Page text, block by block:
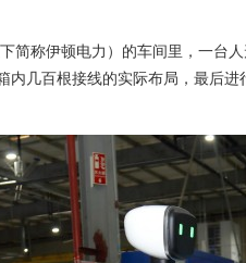
简称伊顿电力）的车间里，一台
内几百根接线的实际布局，最后